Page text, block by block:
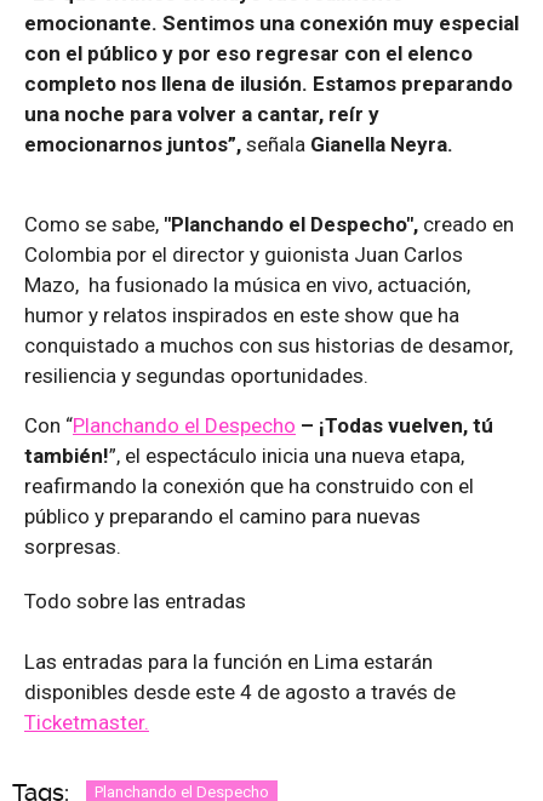
emocionante. Sentimos una conexión muy especial
con el público y por eso regresar con el elenco
completo nos llena de ilusión. Estamos preparando
una noche para volver a cantar, reír y
emocionarnos juntos”, señala Gianella Neyra.
Como se sabe, "Planchando el Despecho", creado en
Colombia por el director y guionista Juan Carlos
Mazo, ha fusionado la música en vivo, actuación,
humor y relatos inspirados en este show que ha
conquistado a muchos con sus historias de desamor,
resiliencia y segundas oportunidades.
Con “Planchando el Despecho – ¡Todas vuelven, tú
también!”, el espectáculo inicia una nueva etapa,
reafirmando la conexión que ha construido con el
público y preparando el camino para nuevas
sorpresas.
Todo sobre las entradas
Las entradas para la función en Lima estarán
disponibles desde este 4 de agosto a través de
Ticketmaster.
Tags: Planchando el Despecho